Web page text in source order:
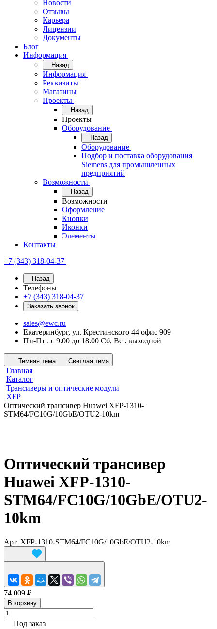
Новости
Отзывы
Карьера
Лицензии
Документы
Блог
Информация
Назад
Информация
Реквизиты
Магазины
Проекты
Назад
Проекты
Оборудование
Назад
Оборудование
Подбор и поставка оборудования
Siemens для промышленных
предприятий
Возможности
Назад
Возможности
Оформление
Кнопки
Иконки
Элементы
Контакты
+7 (343) 318-04-37
Назад
Телефоны
+7 (343) 318-04-37
Заказать звонок
sales@ewc.ru
Екатеринбург, ул. Крестинского 44 офис 909
Пн-Пт : с 9:00 до 18:00 Сб, Вс : выходной
Темная тема Светлая тема
Главная
Каталог
Трансиверы и оптические модули
XFP
Оптический трансивер Huawei XFP-1310-
STM64/FC10G/10GbE/OTU2-10km
Оптический трансивер
Huawei XFP-1310-
STM64/FC10G/10GbE/OTU2-
10km
Арт. XFP-1310-STM64/FC10G/10GbE/OTU2-10km
74 009 ₽
В корзину
Под заказ